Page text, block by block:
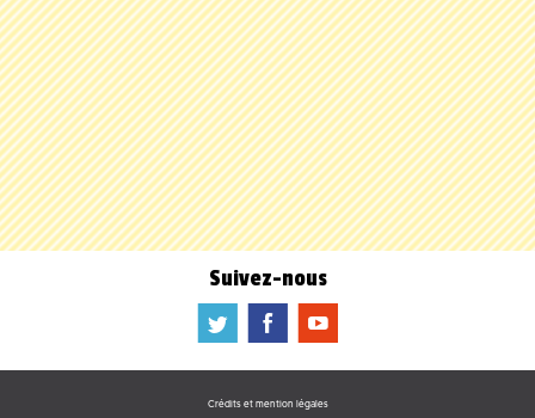
Suivez-nous
a b f
Crédits et mention légales